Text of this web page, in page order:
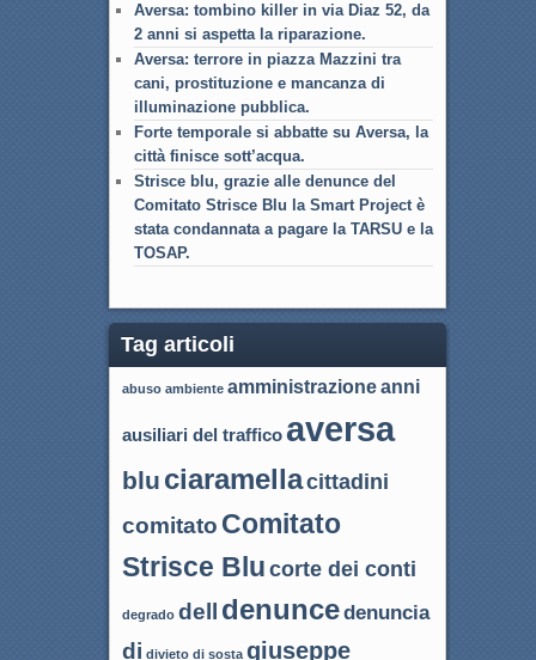
Aversa: tombino killer in via Diaz 52, da
2 anni si aspetta la riparazione.
Aversa: terrore in piazza Mazzini tra
cani, prostituzione e mancanza di
illuminazione pubblica.
Forte temporale si abbatte su Aversa, la
città finisce sott’acqua.
Strisce blu, grazie alle denunce del
Comitato Strisce Blu la Smart Project è
stata condannata a pagare la TARSU e la
TOSAP.
Tag articoli
abuso ambiente amministrazioneanni
ausiliari del trafficoaversa
blu ciaramellacittadini
comitato Comitato
Strisce Blu corte dei conti
degrado dell denuncedenuncia
di divieto di sosta giuseppe